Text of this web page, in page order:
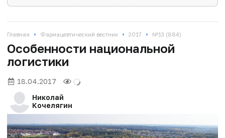
Главная • Фармацевтический вестник • 2017 • №13 (884)
Особенности национальной
логистики
18.04.2017
Николай
Кочелягин